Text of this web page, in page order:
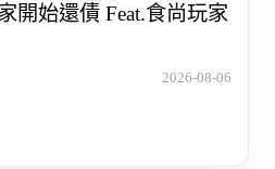
開始還債 Feat.食尚玩家
2026-08-06